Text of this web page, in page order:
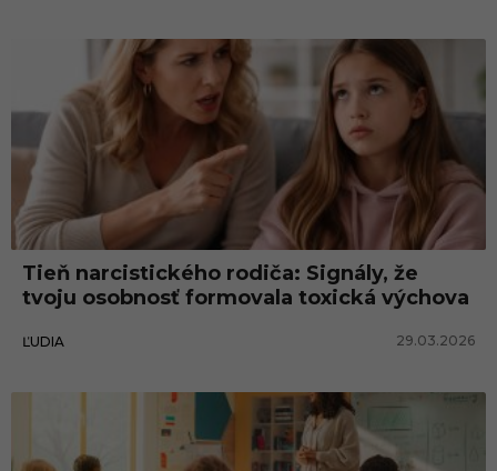
Tieň narcistického rodiča: Signály, že
tvoju osobnosť formovala toxická výchova
ĽUDIA 29.03.2026